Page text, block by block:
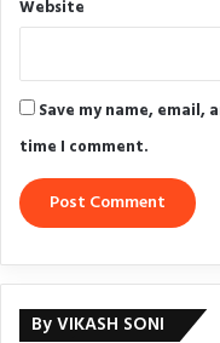
Website
Save my name,
time I comment.
By VIKASH SONI